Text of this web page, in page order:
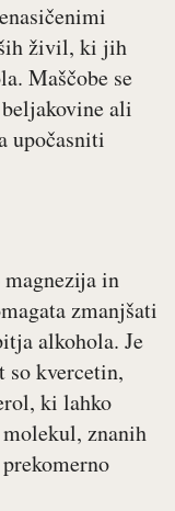
živil, ki jih
Maščobe se
ali
upočasniti
in
zmanjšati
alkohola. Je
kvercetin,
ki lahko
znanih